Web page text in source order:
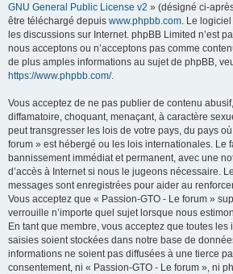
GNU General Public License v2 » (désigné ci-
être téléchargé depuis www.phpbb.com. Le
les discussions sur Internet. phpBB Limited n’est
nous acceptons ou n’acceptons pas comme
de plus amples informations au sujet de phpBB,
https://www.phpbb.com/.
Vous acceptez de ne pas publier de contenu
diffamatoire, choquant, menaçant, à caractère
peut transgresser les lois de votre pays, du pays
forum » est hébergé ou les lois internationales. Le
bannissement immédiat et permanent, avec une
d’accès à Internet si nous le jugeons nécessaire.
messages sont enregistrées pour aider au
Vous acceptez que « Passion-GTO - Le forum »
verrouille n’importe quel sujet lorsque nous
En tant que membre, vous acceptez que toutes
saisies soient stockées dans notre base de
informations ne soient pas diffusées à une tierce
consentement, ni « Passion-GTO - Le forum », ni